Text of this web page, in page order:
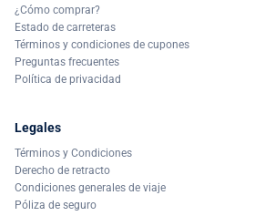
¿Cómo comprar?
Estado de carreteras
Términos y condiciones de cupones
Preguntas frecuentes
Política de privacidad
Legales
Términos y Condiciones
Derecho de retracto
Condiciones generales de viaje
Póliza de seguro